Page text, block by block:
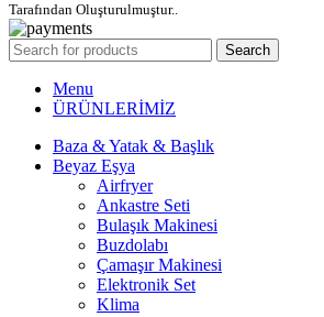
Tarafından Oluşturulmuştur..
Search
Menu
ÜRÜNLERİMİZ
Baza & Yatak & Başlık
Beyaz Eşya
Airfryer
Ankastre Seti
Bulaşık Makinesi
Buzdolabı
Çamaşır Makinesi
Elektronik Set
Klima